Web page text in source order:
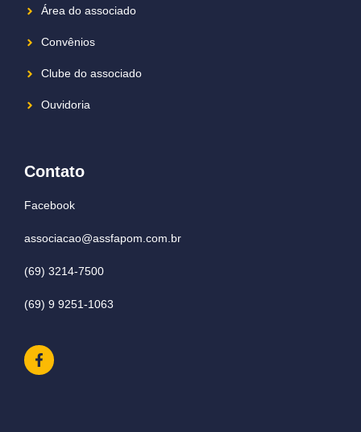
Área do associado
Convênios
Clube do associado
Ouvidoria
Contato
Facebook
associacao@assfapom.com.br
(69) 3214-7500
(69) 9 9251-1063